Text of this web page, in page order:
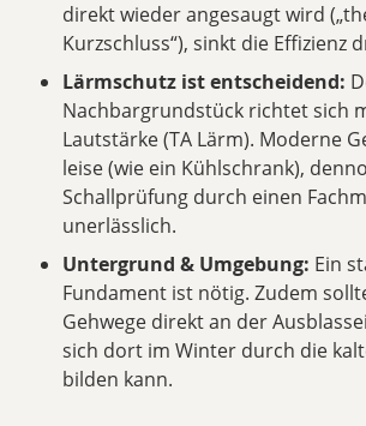
direkt wieder angesaugt wird
Kurzschluss“), sinkt die Effizienz
Lärmschutz ist entscheidend:
Nachbargrundstück richtet sich
Lautstärke (TA Lärm). Moderne
leise (wie ein Kühlschrank),
Schallprüfung durch einen
unerlässlich.
Untergrund & Umgebung: Ein
Fundament ist nötig. Zudem
Gehwege direkt an der
sich dort im Winter durch die
bilden kann.